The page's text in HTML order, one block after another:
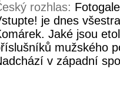
rozhlas:
je dnes
Jaké jsou
mužského
v západní